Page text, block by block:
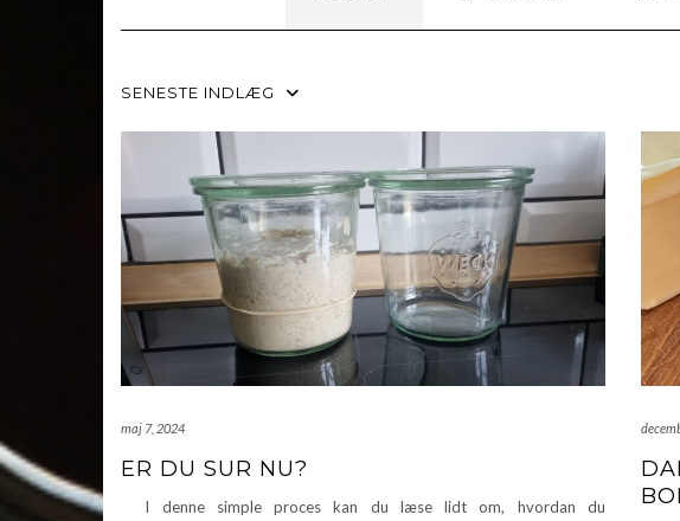
SENESTE INDLÆG
maj 7, 2024
ER DU SUR NU?
I denne simple proces kan du læse lidt om, hvordan du